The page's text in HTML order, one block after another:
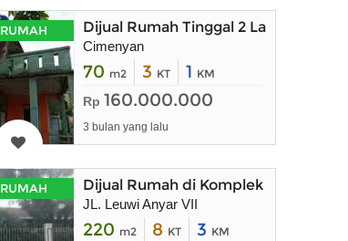
RUMAH Dijual Rumah Tinggal 2 Lantai
Cimenyan
70 m2 3 KT 1 KM
Rp 160.000.000
3 bulan yang lalu
RUMAH Dijual Rumah di Komplek Leuwi
JL. Leuwi Anyar VII
220 m2 8 KT 3 KM